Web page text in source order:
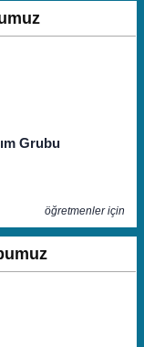
Grubu
öğretmenler için